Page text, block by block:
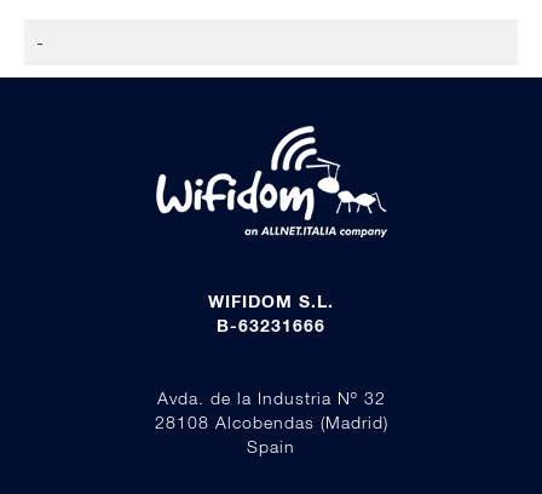
-
WIFIDOM S.L.
B-63231666
Avda. de la Industria Nº 32
28108 Alcobendas (Madrid)
Spain